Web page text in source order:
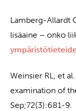
Lamberg-Allardt
lisäaine – onko
Weinsier RL, et
examination of
Sep;72(3):681-9.